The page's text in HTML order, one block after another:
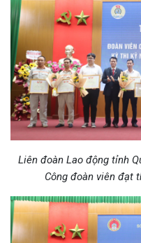
Liên đoàn Lao động tỉnh
Công đoàn viên đạt